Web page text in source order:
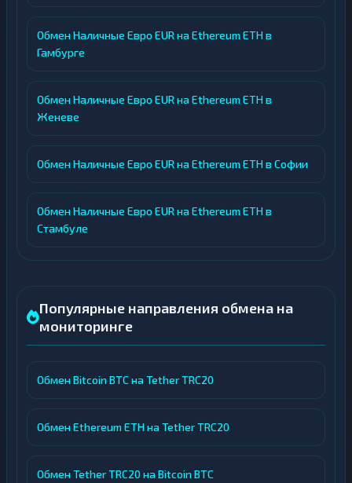
Обмен Наличные Евро EUR на Ethereum ETH в
Гамбурге
Обмен Наличные Евро EUR на Ethereum ETH в
Женеве
Обмен Наличные Евро EUR на Ethereum ETH в Софии
Обмен Наличные Евро EUR на Ethereum ETH в
Стамбуле
Популярные направления обмена на
мониторинге
Обмен Bitcoin BTC на Tether TRC20
Обмен Ethereum ETH на Tether TRC20
Обмен Tether TRC20 на Bitcoin BTC